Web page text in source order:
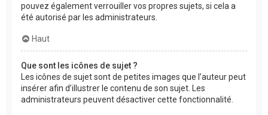
pouvez également verrouiller vos propres sujets, si cela a
été autorisé par les administrateurs.
Haut
Que sont les icônes de sujet ?
Les icônes de sujet sont de petites images que l’auteur peut
insérer afin d’illustrer le contenu de son sujet. Les
administrateurs peuvent désactiver cette fonctionnalité.